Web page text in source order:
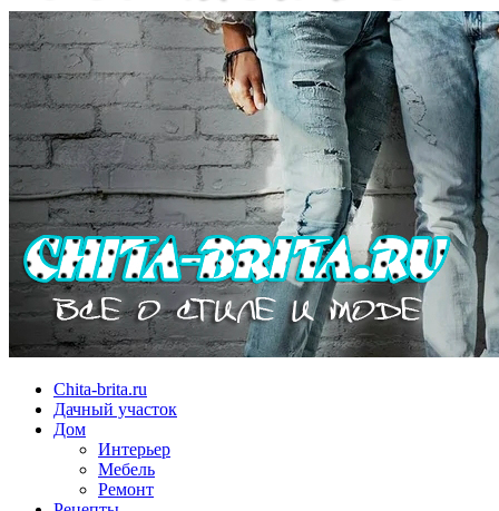
Chita-brita.ru
Дачный участок
Дом
Интерьер
Мебель
Ремонт